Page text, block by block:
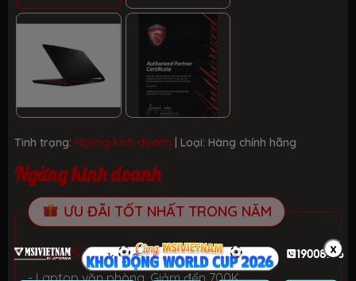
Tình trạng: Ngừng kinh doanh | Loại: Hàng chính hãng
Ngừng kinh doanh
ƯU ĐÃI TỐT NHẤT TRONG NĂM
HELLO SUMMER 2026.Xem chi tiết
x